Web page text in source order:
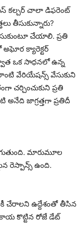
కల్చర్ చాలా డిఫరెంట్
తీసుకున్నారు?
చేయాలి. ప్రతి
అఘోర క్యారెక్టర్
ఒక సాధనలో ఉన్న
వేరియేషన్స్ వేసుకుని
చర్చించుకుని ప్రతి
జాగ్రత్తగా ప్రతిదీ
మారుమూల
రెస్పాన్స్ ఉంది.
చేరాలని ఉద్దేశంతో తీసిన
కొట్టిన రోజే డేట్